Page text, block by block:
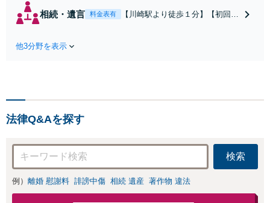
割・婚姻費用・養育費・財
相続・遺言 料金表有
【川崎駅より徒歩１分】【初回相
他3分野を表示
法律Q&Aを探す
検索
例） 離婚 慰謝料 誹謗中傷 相続 遺産 著作物 違法